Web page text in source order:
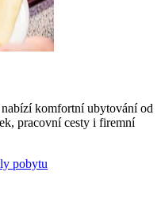
komfortní ubytování od
pracovní cesty i firemní
pobytu